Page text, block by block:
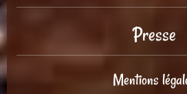
Presse
Mentions